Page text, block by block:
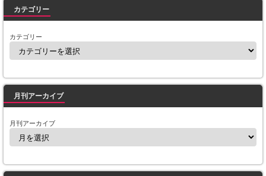
カテゴリー
カテゴリー
月刊アーカイブ
月刊アーカイブ